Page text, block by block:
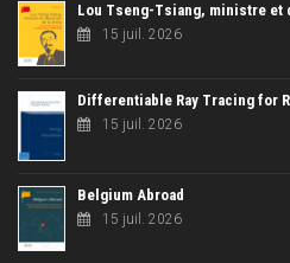
Lou Tseng-Tsiang, ministre et
15 juil. 2026
Differentiable Ray Tracing for
15 juil. 2026
Belgium Abroad
15 juil. 2026